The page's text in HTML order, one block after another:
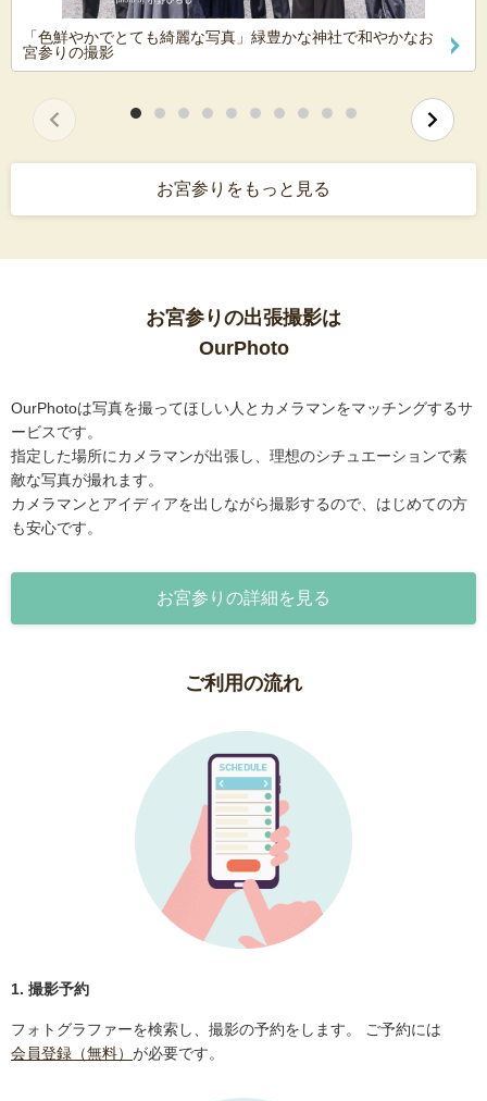
「色鮮やかでとても綺麗な写真」緑豊かな神社で和やかなお
宮参りの撮影
お宮参りをもっと見る
お宮参りの出張撮影は
OurPhoto
OurPhotoは写真を撮ってほしい人とカメラマンをマッチングするサ
ービスです。
指定した場所にカメラマンが出張し、理想のシチュエーションで素
敵な写真が撮れます。
カメラマンとアイディアを出しながら撮影するので、はじめての方
も安心です。
お宮参りの詳細を見る
ご利用の流れ
1. 撮影予約
フォトグラファーを検索し、撮影の予約をします。 ご予約には
会員登録（無料） が必要です。